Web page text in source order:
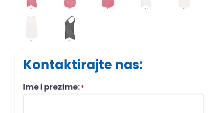
Kontaktirajte nas:
Ime i prezime:*